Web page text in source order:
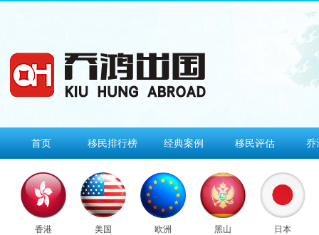
首页 移民排行榜 经典案例 移民评估 乔
香港 美国 欧洲 黑山 日本